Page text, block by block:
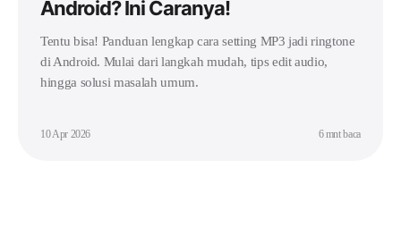
Android? Ini Caranya!
Tentu bisa! Panduan lengkap cara setting MP3 jadi ringtone
di Android. Mulai dari langkah mudah, tips edit audio,
hingga solusi masalah umum.
10 Apr 2026 6 mnt baca